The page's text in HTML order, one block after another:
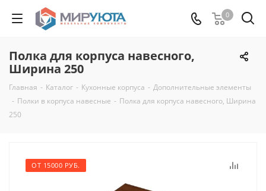
0
Полка для корпуса навесного,
Ширина 250
Главная - Каталог - Кухонные корпуса - Дополнительные элементы
- Полки в корпуса навесные - Полка для корпуса навесного, Ширина
250
ОТ 15000 РУБ.